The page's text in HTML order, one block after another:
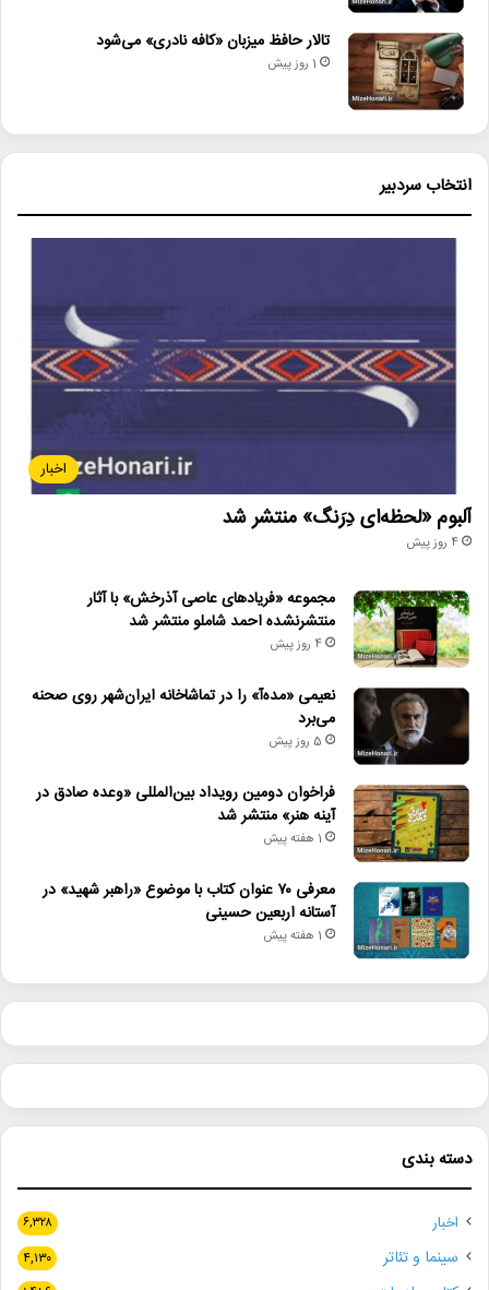
تالار حافظ میزبان «کافه نادری» می‌شود
1 روز پیش
انتخاب سردبیر
اخبار
آلبوم «لحظه‌ای دِرَنگ» منتشر شد
4 روز پیش
مجموعه «فریادهای عاصی آذرخش» با آثار
منتشرنشده احمد شاملو منتشر شد
4 روز پیش
نعیمی «مده‌آ» را در تماشاخانه ایران‌شهر روی صحنه
می‌برد
5 روز پیش
فراخوان دومین رویداد بین‌المللی «وعده صادق در
آینه هنر» منتشر شد
1 هفته پیش
معرفی ۷۰ عنوان کتاب با موضوع «راهبر شهید» در
آستانه اربعین حسینی
1 هفته پیش
دسته بندی
اخبار ۶,۳۲۸
سینما و تئاتر ۴,۱۳۰